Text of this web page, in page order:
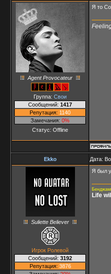
Agent Provocateur
Группа: Свои
Сообщений: 1417
Репутация: 1140
Замечания: 0%
Статус: Offline
Я то
Ekko Дата:
Suliette Believer
Игрок Ролевой
Сообщений: 3192
Репутация: 3876
Я был
Life